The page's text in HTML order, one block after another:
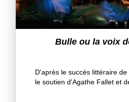
Bulle ou la voix
D'après le succès littéraire
le soutien d'Agathe Fallet et